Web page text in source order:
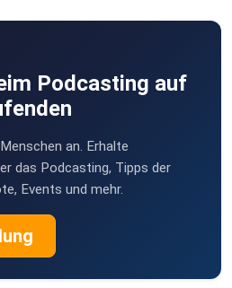
Podcasting auf
an. Erhalte
das Podcasting, Tipps der
Events und mehr.